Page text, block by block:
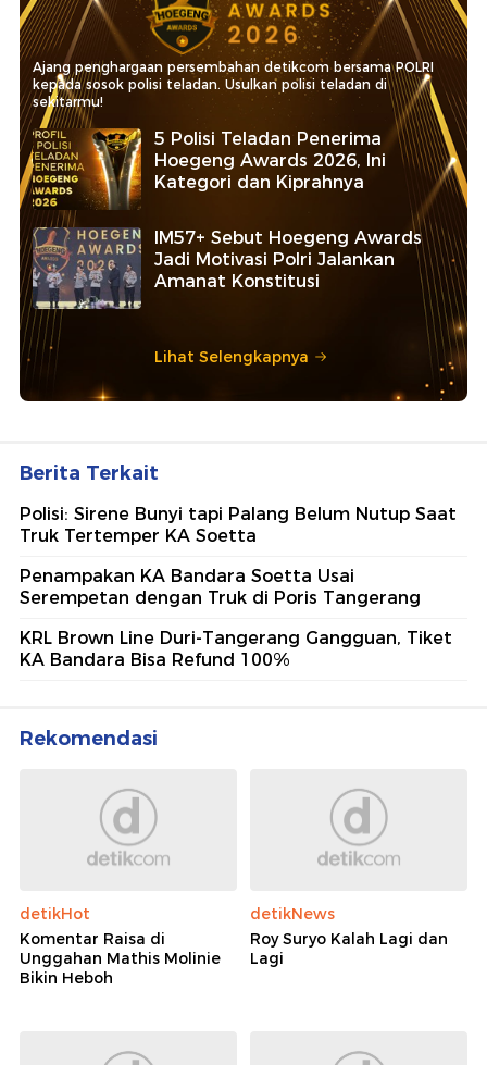
Ajang penghargaan persembahan detikcom bersama POLRI
kepada sosok polisi teladan. Usulkan polisi teladan di
sekitarmu!
5 Polisi Teladan Penerima
Hoegeng Awards 2026, Ini
Kategori dan Kiprahnya
IM57+ Sebut Hoegeng Awards
Jadi Motivasi Polri Jalankan
Amanat Konstitusi
Lihat Selengkapnya
Berita Terkait
Polisi: Sirene Bunyi tapi Palang Belum Nutup Saat
Truk Tertemper KA Soetta
Penampakan KA Bandara Soetta Usai
Serempetan dengan Truk di Poris Tangerang
KRL Brown Line Duri-Tangerang Gangguan, Tiket
KA Bandara Bisa Refund 100%
Rekomendasi
detikHot
Komentar Raisa di
Unggahan Mathis Molinie
Bikin Heboh
detikNews
Roy Suryo Kalah Lagi dan
Lagi